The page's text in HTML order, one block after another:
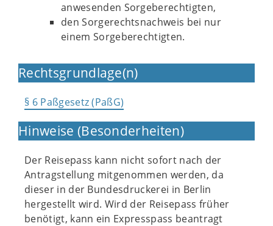
anwesenden Sorgeberechtigten,
den Sorgerechtsnachweis bei nur
einem Sorgeberechtigten.
Rechtsgrundlage(n)
§ 6 Paßgesetz (PaßG)
Hinweise (Besonderheiten)
Der Reisepass kann nicht sofort nach der
Antragstellung mitgenommen werden, da
dieser in der Bundesdruckerei in Berlin
hergestellt wird. Wird der Reisepass früher
benötigt, kann ein Expresspass beantragt